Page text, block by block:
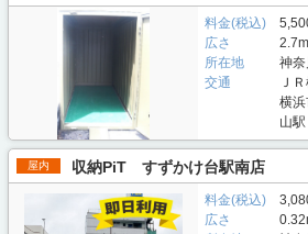
料金(税込)
広さ
所在地
神
交通
Ｊ
横
山
屋内 収納PiT すずかけ台駅南店
料金(税込)
広さ